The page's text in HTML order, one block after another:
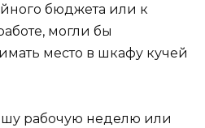
бюджета или к
могли бы
место в шкафу кучей
рабочую неделю или